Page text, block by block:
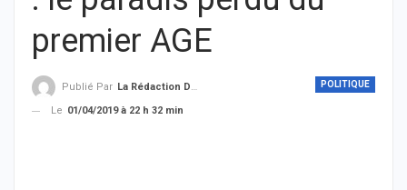
premier AGE
POLITIQUE
Publié Par La Rédaction De THIEYSENEGAL.com
Le 01/04/2019 à 22 h 32 min